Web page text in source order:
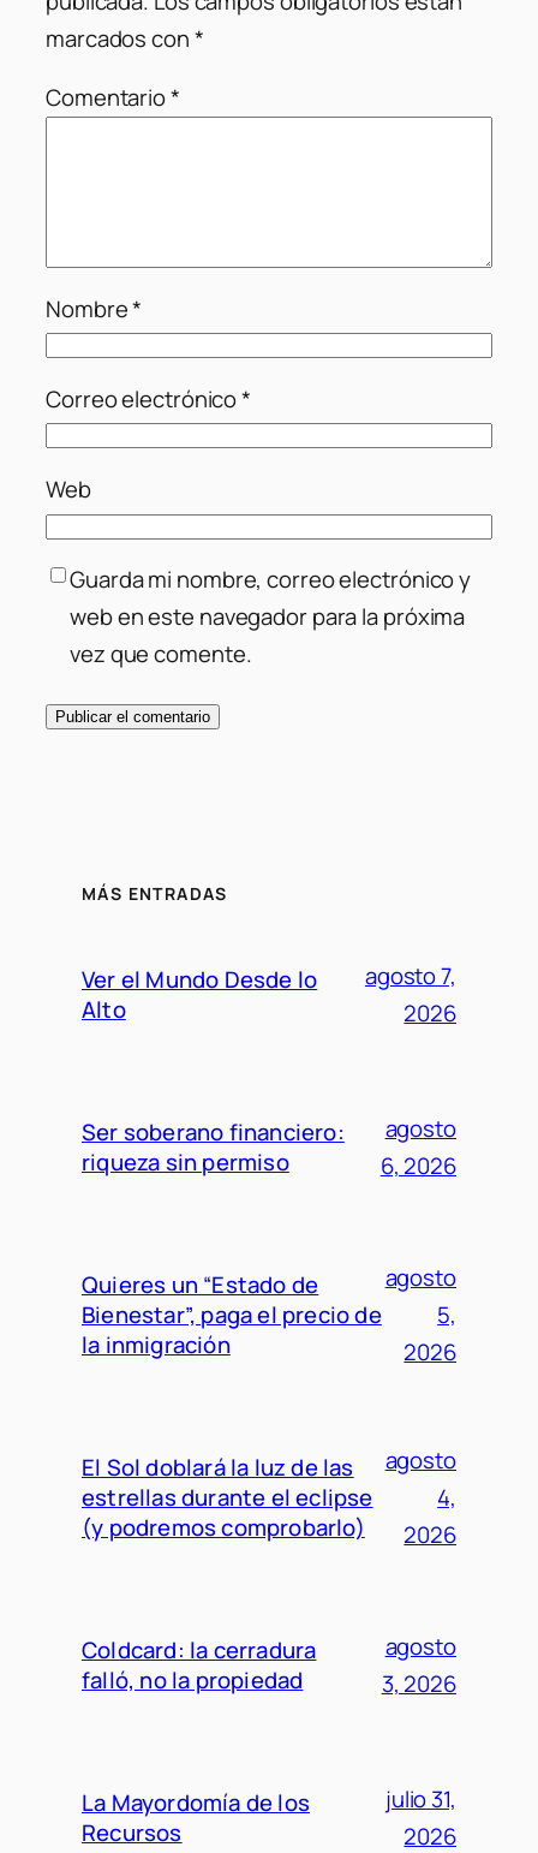
marcados con*
Comentario*
Nombre*
Correo electrónico*
Web
Guarda mi nombre, correo electrónico y
web en este navegador para la próxima
vez que comente.
MÁS ENTRADAS
Ver el Mundo Desde lo
Alto
agosto 7,
2026
Ser soberano financiero:
riqueza sin permiso
agosto
6, 2026
Quieres un “Estado de
Bienestar”, paga el precio de
la inmigración
agosto
5,
2026
El Sol doblará la luz de las
estrellas durante el eclipse
(y podremos comprobarlo)
agosto
4,
2026
Coldcard: la cerradura
falló, no la propiedad
agosto
3, 2026
La Mayordomía de los
Recursos
julio 31,
2026